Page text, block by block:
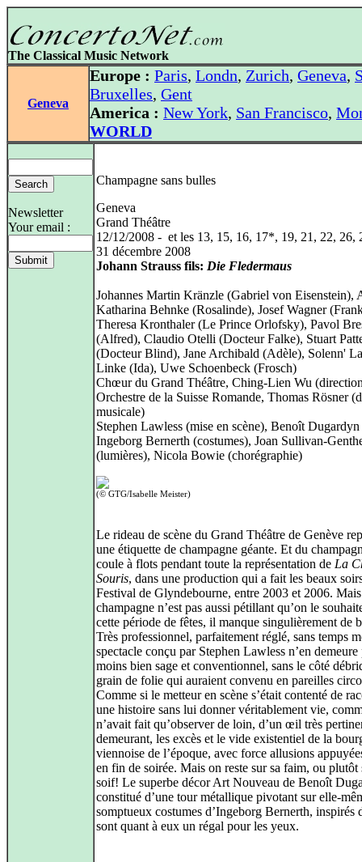
The Classical Music Network
Geneva
Europe : Paris, Londn, Zurich, Geneva,
Bruxelles, Gent
America : New York, San Francisco,
WORLD
Newsletter
Your email :
Champagne sans bulles
Geneva
Grand Théâtre
12/12/2008 - et les 13, 15, 16, 17*, 19, 21, 22, 26,
31 décembre 2008
Johann Strauss fils: Die Fledermaus
Johannes Martin Kränzle (Gabriel von Eisenstein),
Katharina Behnke (Rosalinde), Josef Wagner
Theresa Kronthaler (Le Prince Orlofsky), Pavol
(Alfred), Claudio Otelli (Docteur Falke), Stuart
(Docteur Blind), Jane Archibald (Adèle), Solenn'
Linke (Ida), Uwe Schoenbeck (Frosch)
Chœur du Grand Théâtre, Ching-Lien Wu
Orchestre de la Suisse Romande, Thomas Rösner
musicale)
Stephen Lawless (mise en scène), Benoît
Ingeborg Bernerth (costumes), Joan Sullivan-
(lumières), Nicola Bowie (chorégraphie)
(© GTG/Isabelle Meister)
Le rideau de scène du Grand Théâtre de Genève
une étiquette de champagne géante. Et du
coule à flots pendant toute la représentation de La
Souris, dans une production qui a fait les beaux
Festival de Glyndebourne, entre 2003 et 2006.
champagne n’est pas aussi pétillant qu’on le
cette période de fêtes, il manque singulièrement de
Très professionnel, parfaitement réglé, sans temps
spectacle conçu par Stephen Lawless n’en demeure
moins bien sage et conventionnel, sans le côté
grain de folie qui auraient convenu en pareilles
Comme si le metteur en scène s’était contenté de
une histoire sans lui donner véritablement vie,
n’avait fait qu’observer de loin, d’un œil très
demeurant, les excès et le vide existentiel de la
viennoise de l’époque, avec force allusions
en fin de soirée. Mais on reste sur sa faim, ou plutôt
soif! Le superbe décor Art Nouveau de Benoît
constitué d’une tour métallique pivotant sur elle-
somptueux costumes d’Ingeborg Bernerth, inspirés
sont quant à eux un régal pour les yeux.